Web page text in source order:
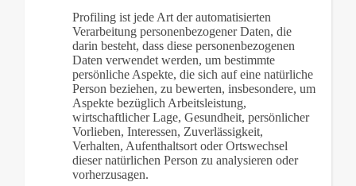
Profiling ist jede Art der automatisierten
Verarbeitung personenbezogener Daten, die
darin besteht, dass diese personenbezogenen
Daten verwendet werden, um bestimmte
persönliche Aspekte, die sich auf eine natürliche
Person beziehen, zu bewerten, insbesondere, um
Aspekte bezüglich Arbeitsleistung,
wirtschaftlicher Lage, Gesundheit, persönlicher
Vorlieben, Interessen, Zuverlässigkeit,
Verhalten, Aufenthaltsort oder Ortswechsel
dieser natürlichen Person zu analysieren oder
vorherzusagen.